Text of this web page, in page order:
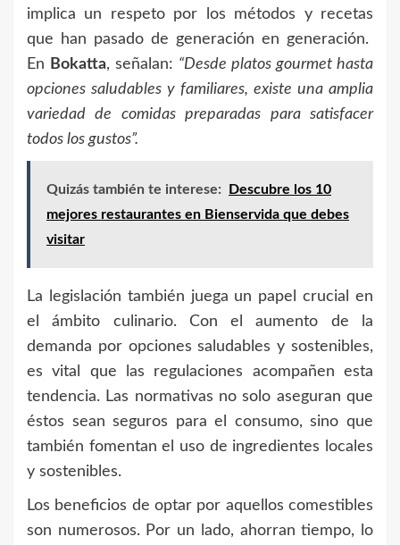
implica un respeto por los métodos y recetas
que han pasado de generación en generación.
En
Bokatta, señalan: “Desde platos gourmet hasta
opciones saludables y familiares, existe una amplia
variedad de comidas preparadas para satisfacer
todos los gustos”.
Quizás también te interese:
Descubre los 10
mejores restaurantes en Bienservida que debes
visitar
La legislación también juega un papel crucial en
el ámbito culinario. Con el aumento de la
demanda por opciones saludables y sostenibles,
es vital que las regulaciones acompañen esta
tendencia. Las normativas no solo aseguran que
éstos sean seguros para el consumo, sino que
también fomentan el uso de ingredientes locales
y sostenibles.
Los beneficios de optar por aquellos comestibles
son numerosos. Por un lado, ahorran tiempo, lo